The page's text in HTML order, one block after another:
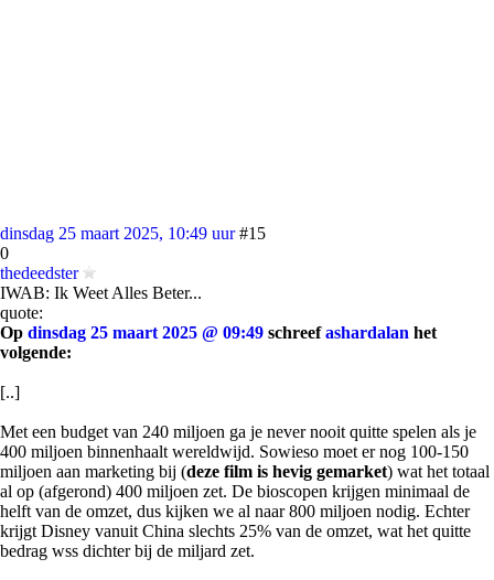
dinsdag 25 maart 2025, 10:49 uur #15
0
thedeedster
IWAB: Ik Weet Alles Beter...
quote:
Op dinsdag 25 maart 2025 @ 09:49 schreefashardalan het
volgende:
[..]
Met een budget van 240 miljoen ga je never nooit quitte spelen als je
400 miljoen binnenhaalt wereldwijd. Sowieso moet er nog 100-150
miljoen aan marketing bij (deze film is hevig gemarket) wat het totaal
al op (afgerond) 400 miljoen zet. De bioscopen krijgen minimaal de
helft van de omzet, dus kijken we al naar 800 miljoen nodig. Echter
krijgt Disney vanuit China slechts 25% van de omzet, wat het quitte
bedrag wss dichter bij de miljard zet.